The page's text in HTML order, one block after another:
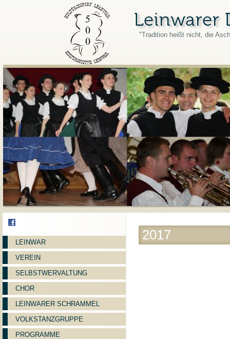
"Tradition heißt nicht, die
LEINWAR
VEREIN
SELBSTWERVALTUNG
CHOR
LEINWARER SCHRAMMEL
VOLKSTANZGRUPPE
PROGRAMME
2017